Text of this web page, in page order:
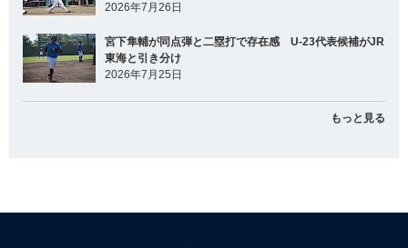
2026年7月26日
宮下隼輔が同点弾と二塁打で存在感 U-23代表候補がJR
東海と引き分け
2026年7月25日
もっと見る